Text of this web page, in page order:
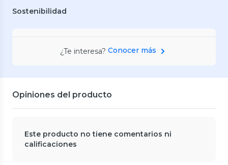
Sostenibilidad
¿Te interesa? Conocer más
Opiniones del producto
Este producto no tiene comentarios ni
calificaciones